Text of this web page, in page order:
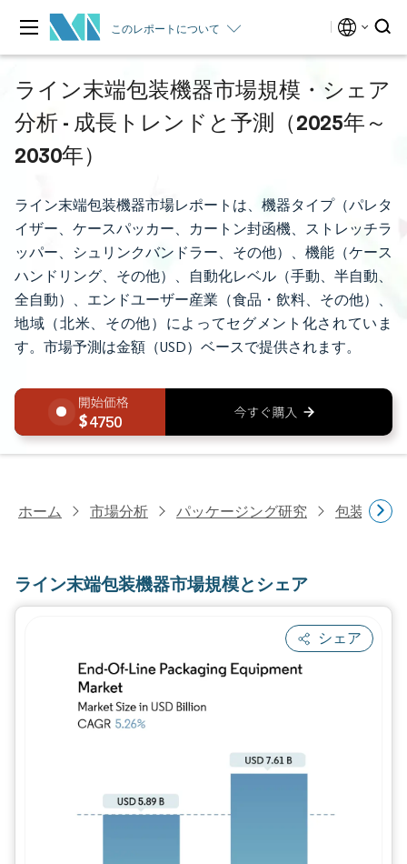
このレポートについて
ライン末端包装機器市場規模・シェア
分析 - 成長トレンドと予測（2025年～
2030年）
ライン末端包装機器市場レポートは、機器タイプ（パレタ
イザー、ケースパッカー、カートン封函機、ストレッチラ
ッパー、シュリンクバンドラー、その他）、機能（ケース
ハンドリング、その他）、自動化レベル（手動、半自動、
全自動）、エンドユーザー産業（食品・飲料、その他）、
地域（北米、その他）によってセグメント化されていま
す。市場予測は金額（USD）ベースで提供されます。
4750
ホーム 市場分析 パッケージング研究 包装機械
ライン末端包装機器市場規模とシェア
シェア